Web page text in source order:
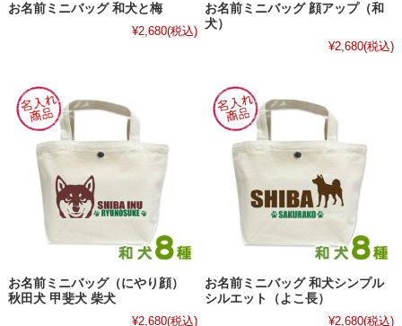
お名前ミニバッグ 和犬と梅
¥2,680(税込)
お名前ミニバッグ 顔アップ（和
犬）
¥2,680(税込)
お名前ミニバッグ（にやり顔）
秋田犬 甲斐犬 柴犬
¥2,680(税込)
お名前ミニバッグ 和犬シンプル
シルエット（よこ長）
¥2,680(税込)